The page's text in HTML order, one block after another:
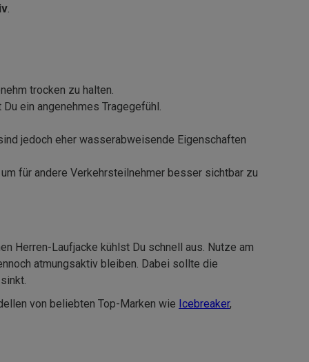
.
trocken zu halten.
ein angenehmes Tragegefühl.
jedoch eher wasserabweisende Eigenschaften
für andere Verkehrsteilnehmer besser sichtbar zu
Herren-Laufjacke kühlst Du schnell aus. Nutze am
atmungsaktiv bleiben. Dabei sollte die
von beliebten Top-Marken wie Icebreaker,